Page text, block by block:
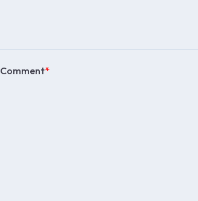
Comment*